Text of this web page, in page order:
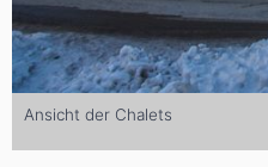
Ansicht der Chalets